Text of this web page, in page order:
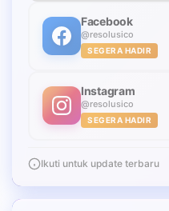
Facebook
@resolusico
SEGERA HADIR
Instagram
@resolusico
SEGERA HADIR
Ikuti untuk update terbaru